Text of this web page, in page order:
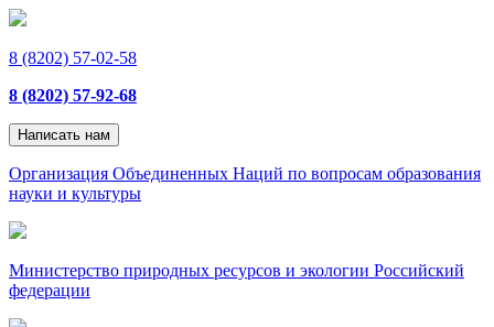
8 (8202) 57-02-58
8 (8202) 57-92-68
Написать нам
Организация Объединенных Наций по вопросам образования
науки и культуры
Министерство природных ресурсов и экологии Российский
федерации